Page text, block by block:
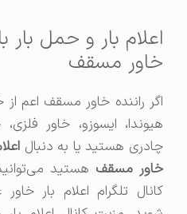
اعلام بار و حمل بار با
خاور مسقف
اگر راننده خاور مسقف اعم از خاور،
هیوندا، ایسوزو، خاور فلزی، خاور
چادری هستید یا به دنبالاعلام بار
خاور مسقفهستید می‌توانید در
کانال تلگرام اعلام بار خاور عضو